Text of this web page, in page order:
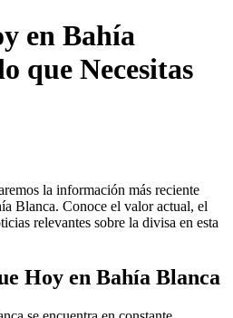
en Bahía
que Necesitas
la información más reciente
Blanca. Conoce el valor actual, el
relevantes sobre la divisa en esta
Hoy en Bahía Blanca